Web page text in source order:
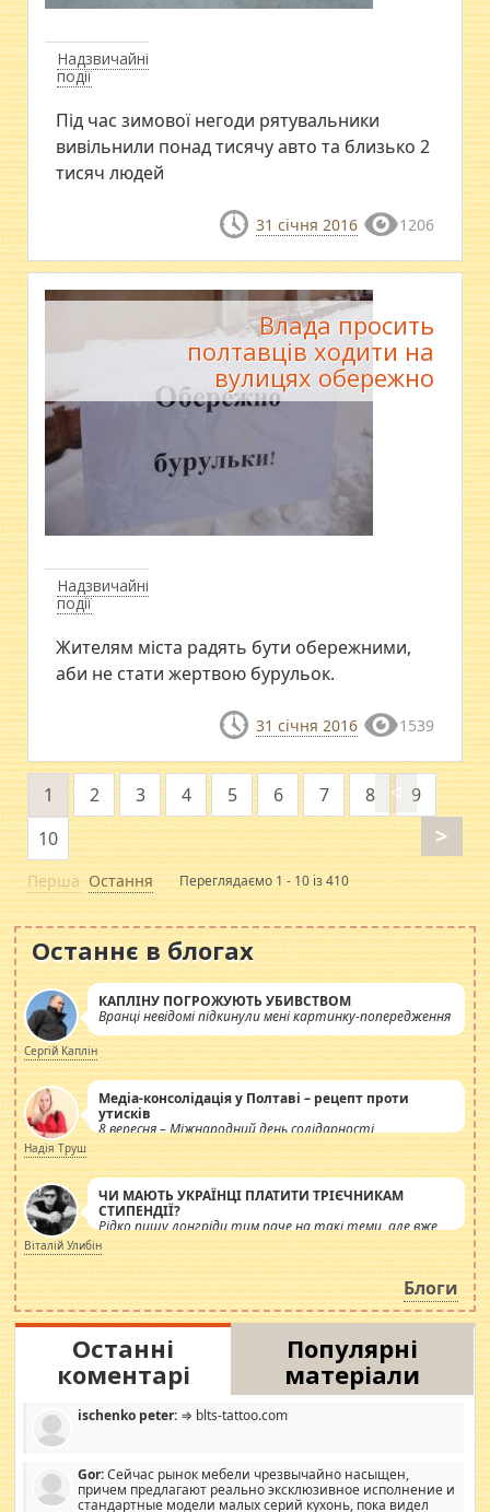
Надзвичайні
події
Під час зимової негоди рятувальники
вивільнили понад тисячу авто та близько 2
тисяч людей
31 січня 2016 1206
Надзвичайні
події
Влада просить
полтавців ходити на
вулицях обережно
Жителям міста радять бути обережними,
аби не стати жертвою бурульок.
31 січня 2016 1539
Перша
<
1 2 3 4 5 6 7 8
9
10
>
Остання Переглядаємо 1 - 10 із 410
Останнє в блогах
КАПЛІНУ ПОГРОЖУЮТЬ УБИВСТВОМ
Вранці невідомі підкинули мені картинку-попередження
Сергій Каплін
Медіа-консолідація у Полтаві – рецепт проти
утисків
8 вересня – Міжнародний день солідарності
журналістів.
Надія Труш
ЧИ МАЮТЬ УКРАЇНЦІ ПЛАТИТИ ТРІЄЧНИКАМ
СТИПЕНДІЇ?
Рідко пишу лонгріди тим паче на такі теми, але вже
просто дістало! Обурюють сьогоднішні інсенуації
навколо стипендіального питання. Штучно
роздувається ще одна соціальна катастрофа.
Віталій Улибін
Блоги
Останні
коментарі
Популярні
матеріали
ischenko peter: ⇒ blts-tattoo.com
Gor:Сейчас рынок мебели чрезвычайно насыщен,
причем предлагают реально эксклюзивное исполнение и
стандартные модели малых серий кухонь, пока видел